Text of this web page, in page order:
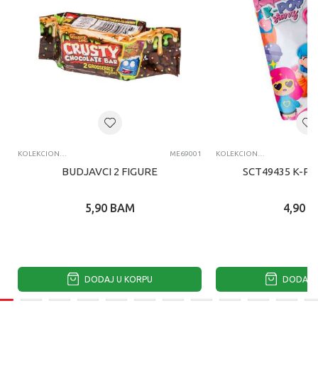
KOLEKCIONARSKE FIGURE I SETOVI ME69001
BUDJAVCI 2 FIGURE
5,90 BAM
DODAJ U KORPU
KOLEKCIONARSKE FIGURE I SETOVI
SCT49435 K-
4,90
DODAJ